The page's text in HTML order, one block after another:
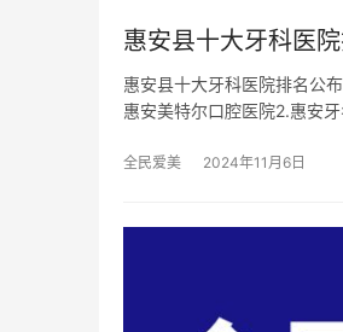
惠安县十大牙科医
惠安县十大牙科医院排名公
惠安美特尔口腔医院2.惠安
全民爱美 2024年11月6日